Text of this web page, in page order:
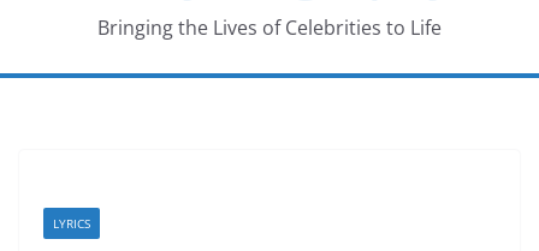
Bringing the Lives of Celebrities to Life
LYRICS